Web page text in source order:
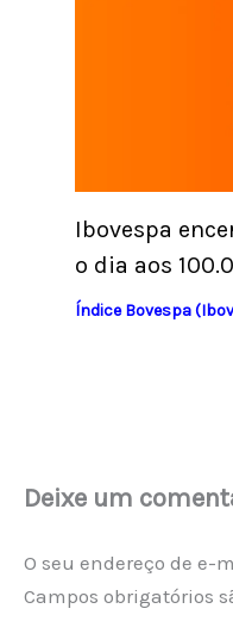
Ibovespa
o dia aos
Índice Bovespa
Deixe um
O seu endereço de e-
Campos obrigatórios